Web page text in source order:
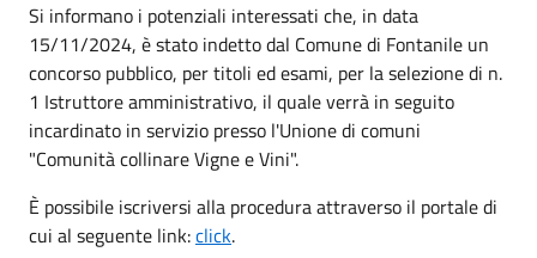
Si informano i potenziali interessati che, in data
15/11/2024, è stato indetto dal Comune di Fontanile un
concorso pubblico, per titoli ed esami, per la selezione di n.
1 Istruttore amministrativo, il quale verrà in seguito
incardinato in servizio presso l'Unione di comuni
"Comunità collinare Vigne e Vini".
È possibile iscriversi alla procedura attraverso il portale di
cui al seguente link:click.